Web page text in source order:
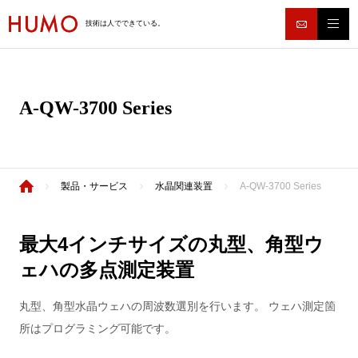
技術は人でできている。
A-QW-3700 Series
製品・サービス 水晶関連装置 A-QW-3700 Series
最大4インチサイズの丸型、角型ウ
ェハの多点測定装置
丸型、角型水晶ウェハの周波数選別を行います。 ウェハ測定箇
所はプログラミング可能です。